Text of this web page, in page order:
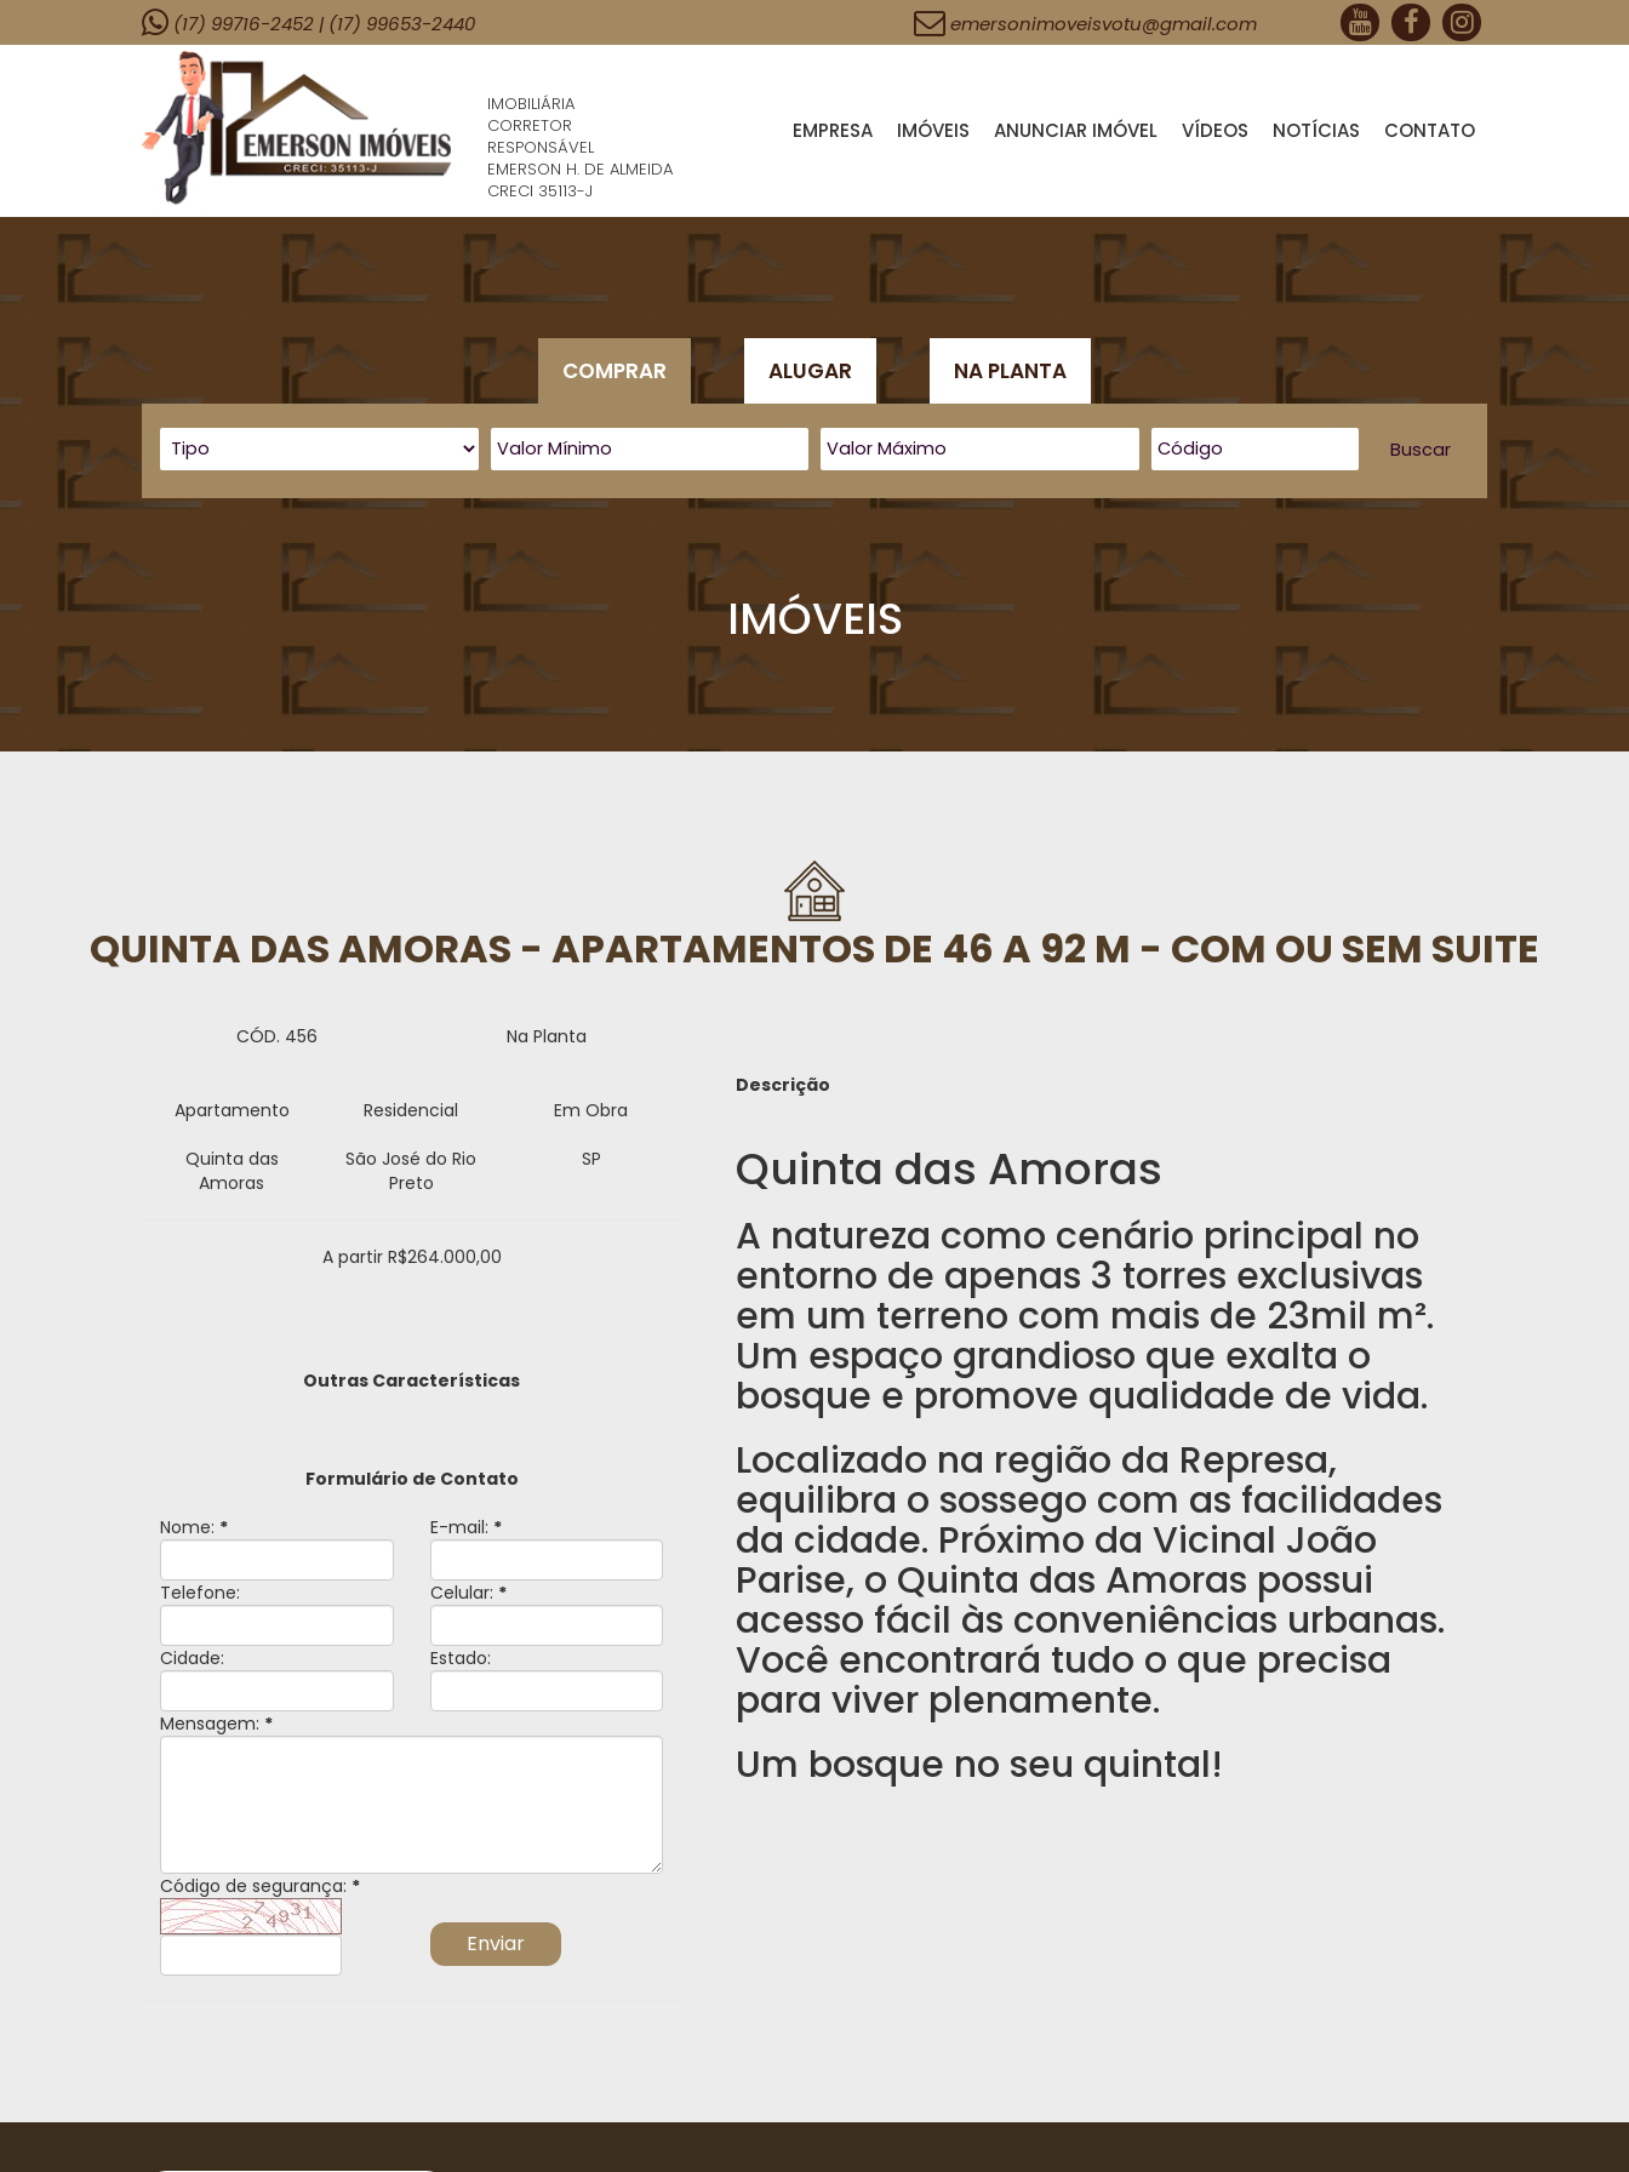
(17) 99716-2452 | (17) 99653-2440 emersonimoveisvotu@gmail.com
IMOBILIÁRIA
CORRETOR
RESPONSÁVEL
EMERSON H. DE ALMEIDA
CRECI 35113-J
EMPRESA IMÓVEIS ANUNCIAR IMÓVEL VÍDEOS NOTÍCIAS CONTATO
COMPRAR ALUGAR NA PLANTA
IMÓVEIS
QUINTA DAS AMORAS - APARTAMENTOS DE 46 A 92 M - COM OU SEM SUITE
CÓD. 456 Na Planta
Apartamento Residencial
Em Obra
Quinta das
Amoras
São José do Rio
Preto
SP
A partirR$264.000,00
Outras Características
Formulário de Contato
Nome: * E-mail: *
Telefone: Celular: *
Cidade: Estado:
Mensagem: *
Código de segurança: *
Descrição
Quinta das Amoras
A natureza como cenário principal no
entorno de apenas 3 torres exclusivas
em um terreno com mais de 23mil m².
Um espaço grandioso que exalta o
bosque e promove qualidade de vida.
Localizado na região da Represa,
equilibra o sossego com as facilidades
da cidade. Próximo da Vicinal João
Parise, o Quinta das Amoras possui
acesso fácil às conveniências urbanas.
Você encontrará tudo o que precisa
para viver plenamente.
Um bosque no seu quintal!